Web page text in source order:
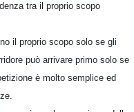
tra il proprio scopo
il proprio scopo solo se gli
può arrivare primo solo se
è molto semplice ed